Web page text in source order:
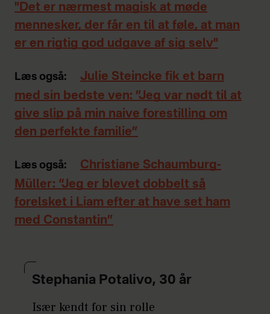
"Det er nærmest magisk at møde
mennesker, der får en til at føle, at man
er en rigtig god udgave af sig selv"
Læs også:
Julie Steincke fik et barn
med sin bedste ven: ”Jeg var nødt til at
give slip på min naive forestilling om
den perfekte familie”
Læs også:
Christiane Schaumburg-
Müller: “Jeg er blevet dobbelt så
forelsket i Liam efter at have set ham
med Constantin”
Stephania Potalivo, 30 år
Især kendt for sin rolle